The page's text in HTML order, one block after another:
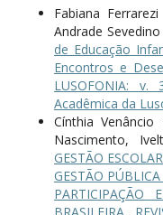
Fabiana
Andrade
de Educação
Encontros e
LUSOFONIA:
Acadêmica da
Cínthia
Nascimento,
GESTÃO
GESTÃO
PARTICIPAÇÃO